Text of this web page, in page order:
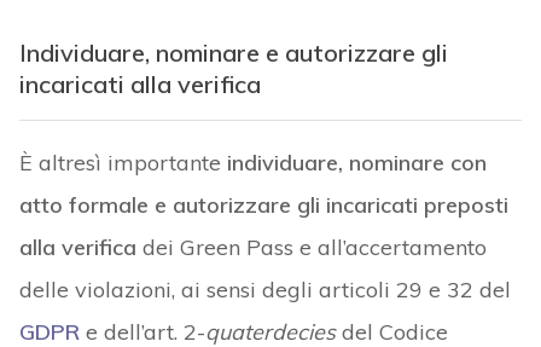
Individuare, nominare e autorizzare gli
incaricati alla verifica
È altresì importante individuare, nominare con
atto formale e autorizzare gli incaricati preposti
alla verifica dei Green Pass e all’accertamento
delle violazioni, ai sensi degli articoli 29 e 32 del
GDPRe dell’art. 2-quaterdeciesdel Codice